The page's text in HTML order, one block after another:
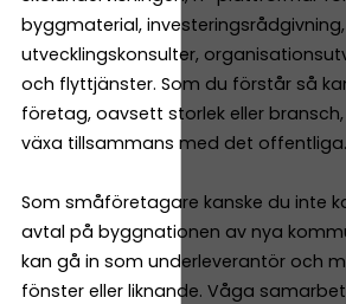
byggmaterial,
utvecklingskonsulter,
och flyttjänster. Som du förstår så
företag, oavsett storlek eller
växa tillsammans med det offentliga.
Som småföretagare kanske du inte
avtal på byggnationen av nya
kan gå in som underleverantör och
fönster eller liknande. Våga